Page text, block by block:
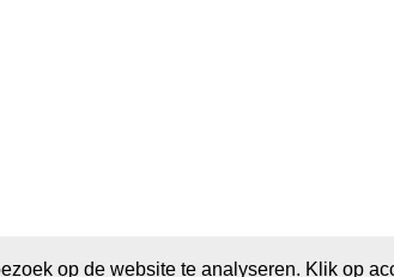
op de website te analyseren. Klik op